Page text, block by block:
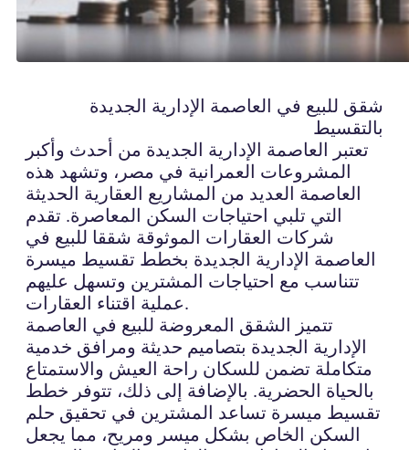
شقق للبيع في العاصمة الإدارية الجديدة
بالتقسيط
تعتبر العاصمة الإدارية الجديدة من أحدث وأكبر
المشروعات العمرانية في مصر، وتشهد هذه
العاصمة العديد من المشاريع العقارية الحديثة
التي تلبي احتياجات السكن المعاصرة. تقدم
شركات العقارات الموثوقة شققا للبيع في
العاصمة الإدارية الجديدة بخطط تقسيط ميسرة
تتناسب مع احتياجات المشترين وتسهل عليهم
عملية اقتناء العقارات.
تتميز الشقق المعروضة للبيع في العاصمة
الإدارية الجديدة بتصاميم حديثة ومرافق خدمية
متكاملة تضمن للسكان راحة العيش والاستمتاع
بالحياة الحضرية. بالإضافة إلى ذلك، تتوفر خطط
تقسيط ميسرة تساعد المشترين في تحقيق حلم
السكن الخاص بشكل ميسر ومريح، مما يجعل